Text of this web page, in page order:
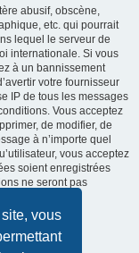
vous
abusif, obscène,
etc. qui pourrait
lequel le serveur de
internationale. Si vous
à un bannissement
votre fournisseur
IP de tous les messages
Vous acceptez
de modifier, de
à n’importe quel
vous acceptez
soient enregistrées
ne seront pas
comme
visant à